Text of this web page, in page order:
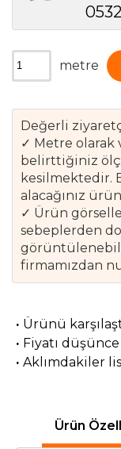
metre
Değerli
✓ Metre olarak
belirttiğiniz
kesilmektedir.
alacağınız
✓ Ürün
sebeplerden
firmamızdan
· Ürünü
· Fiyatı
· Aklımdakiler
Ürün